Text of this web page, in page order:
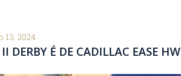
13, 2024
DERBY É DE CADILLAC EASE HW